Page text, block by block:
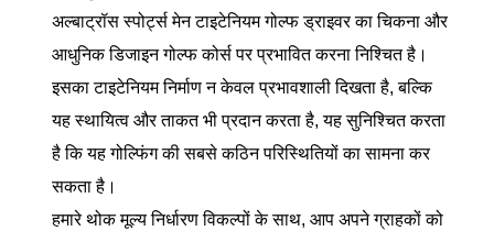
अल्बाट्रॉस स्पोर्ट्स मेन टाइटेनियम गोल्फ ड्राइवर का चिकना और
आधुनिक डिजाइन गोल्फ कोर्स पर प्रभावित करना निश्चित है।
इसका टाइटेनियम निर्माण न केवल प्रभावशाली दिखता है, बल्कि
यह स्थायित्व और ताकत भी प्रदान करता है, यह सुनिश्चित करता
है कि यह गोल्फिंग की सबसे कठिन परिस्थितियों का सामना कर
सकता है।
हमारे थोक मूल्य निर्धारण विकल्पों के साथ, आप अपने ग्राहकों को